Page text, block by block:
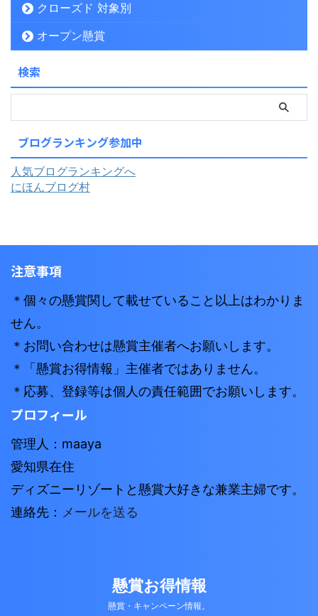
クローズド 対象別
オープン懸賞
検索
ブログランキング参加中
人気ブログランキングへ
にほんブログ村
注意事項
＊個々の懸賞関して載せていること以上はわかりま
せん。
＊お問い合わせは懸賞主催者へお願いします。
＊「懸賞お得情報」主催者ではありません。
＊応募、登録等は個人の責任範囲でお願いします。
プロフィール
管理人：maaya
愛知県在住
ディズニーリゾートと懸賞大好きな兼業主婦です。
連絡先： メールを送る
懸賞お得情報
懸賞・キャンペーン情報。